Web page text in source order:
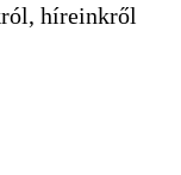
híreinkről